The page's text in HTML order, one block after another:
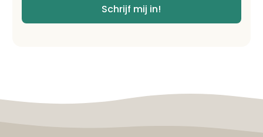
Schrijf mij in!